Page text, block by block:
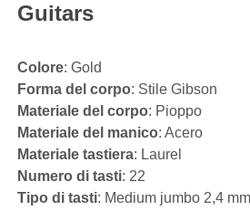
Guitars
Colore: Gold
Forma del corpo: Stile Gibson
Materiale del corpo: Pioppo
Materiale del manico: Acero
Materiale tastiera: Laurel
Numero di tasti: 22
Tipo di tasti: Medium jumbo 2,4 mm